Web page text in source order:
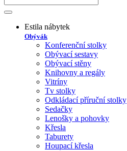
Estila nábytek
Obývák
Konferenční stolky
Obývací sestavy
Obývací stěny
Knihovny a regály
Vitríny
Tv stolky
Odkládací příruční stolky
Sedačky
Lenošky a pohovky
Křesla
Taburety
Houpací křesla